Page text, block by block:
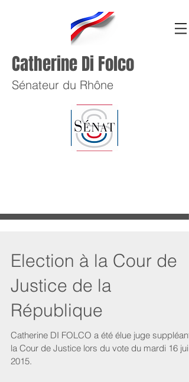
Catherine Di Folco
Sénateur du Rhône
Election à la Cour de
Justice de la
République
Catherine DI FOLCO a été élue juge suppléant
la Cour de Justice lors du vote du mardi 16 juin
2015.